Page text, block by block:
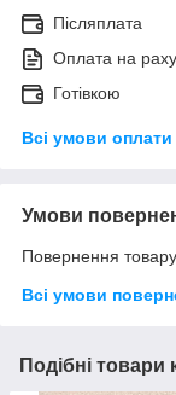
Післяплата
Оплата на
Готівкою
Всі умови оплати
Умови
Повернення
Всі умови
Подібні товари